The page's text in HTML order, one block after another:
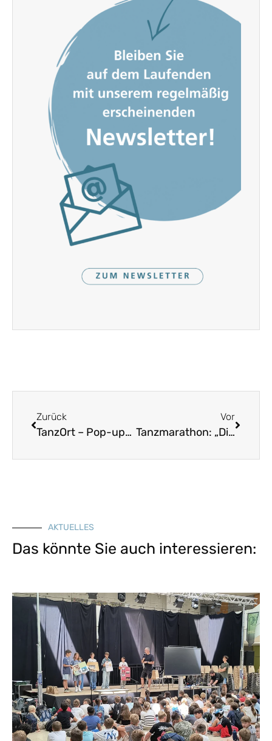
Zurück
TanzOrt – Pop-up-Tanz in der Weberei
Vor
Tanzmarathon: „Die 48 Stunden von Augsburg“
AKTUELLES
Das könnte Sie auch interessieren: